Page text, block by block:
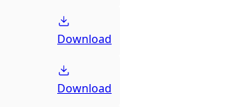
Download
Download